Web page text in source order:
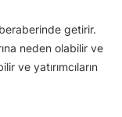
getirir.
neden olabilir ve
ve yatırımcıların